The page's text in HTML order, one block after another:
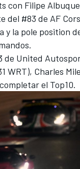
con Filipe
del #83 de AF
la pole position
de United
WRT), Charles
el Top10.